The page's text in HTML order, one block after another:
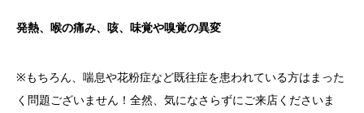
発熱、喉の痛み、咳、味覚や嗅覚の異変
※もちろん、 喘息や花粉症など既往症を患われている方はまった
く問題ございません！ 全然、気になさらずにご来店くださいま